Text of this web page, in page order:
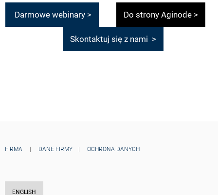
Darmowe webinary > Do strony Aginode >
Skontaktuj się z nami >
FIRMA DANE FIRMY OCHRONA DANYCH
ENGLISH